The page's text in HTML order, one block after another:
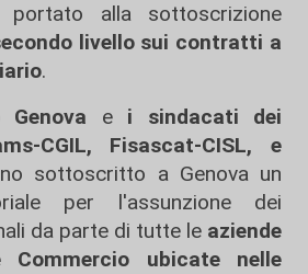
portato alla sottoscrizione
livello sui contratti a
.
Genova e i sindacati dei
CGIL, Fisascat-CISL, e
sottoscritto a Genova un
per l'assunzione dei
da parte di tutte le aziende
Commercio ubicate nelle